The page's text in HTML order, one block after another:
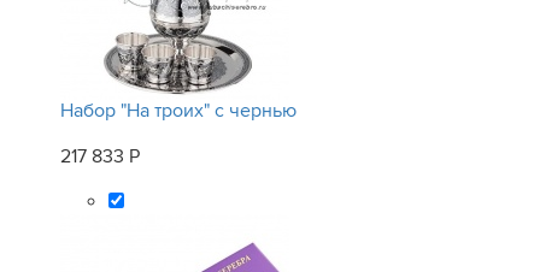
Набор "На троих" с чернью
217 833 Р